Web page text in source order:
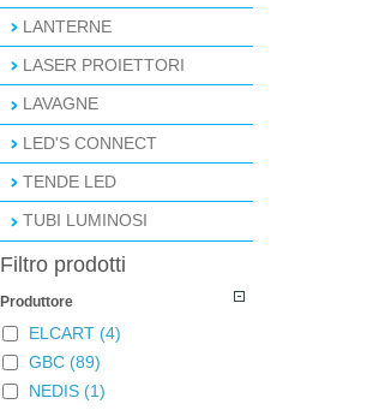
LANTERNE
LASER PROIETTORI
LAVAGNE
LED'S CONNECT
TENDE LED
TUBI LUMINOSI
Filtro prodotti
Produttore
ELCART (4)
GBC (89)
NEDIS (1)